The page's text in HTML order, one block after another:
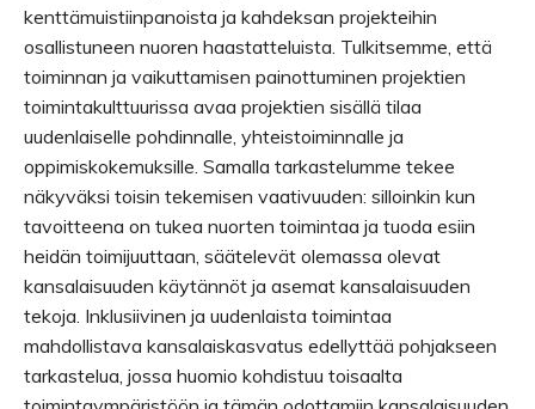
kenttämuistiinpanoista ja kahdeksan projekteihin
osallistuneen nuoren haastatteluista. Tulkitsemme, että
toiminnan ja vaikuttamisen painottuminen projektien
toimintakulttuurissa avaa projektien sisällä tilaa
uudenlaiselle pohdinnalle, yhteistoiminnalle ja
oppimiskokemuksille. Samalla tarkastelumme tekee
näkyväksi toisin tekemisen vaativuuden: silloinkin kun
tavoitteena on tukea nuorten toimintaa ja tuoda esiin
heidän toimijuuttaan, säätelevät olemassa olevat
kansalaisuuden käytännöt ja asemat kansalaisuuden
tekoja. Inklusiivinen ja uudenlaista toimintaa
mahdollistava kansalaiskasvatus edellyttää pohjakseen
tarkastelua, jossa huomio kohdistuu toisaalta